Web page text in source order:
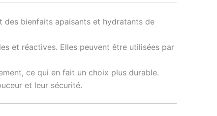
bienfaits apaisants et hydratants de
et réactives. Elles peuvent être utilisées par
ce qui en fait un choix plus durable.
et leur sécurité.